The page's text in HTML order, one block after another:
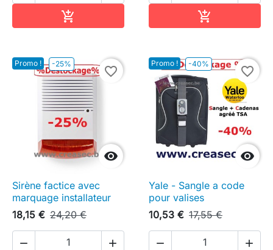
 
Promo ! -25%

favorite_border
Sirène factice avec
marquage installateur
18,15 € 24,20 €
 
Promo ! -40%

favorite_border
Yale - Sangle a code
pour valises
10,53 € 17,55 €
 